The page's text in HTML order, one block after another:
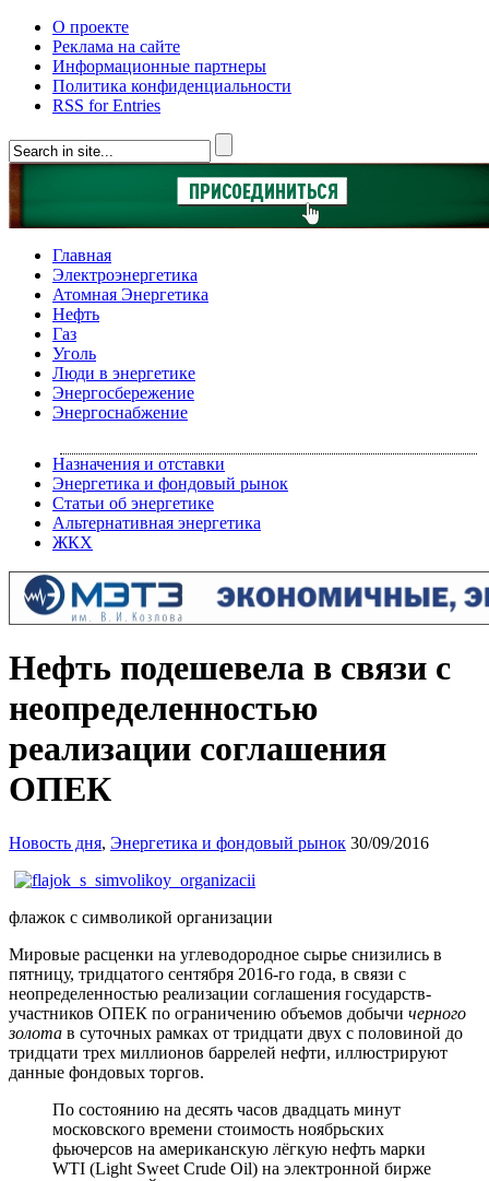
О проекте
Реклама на сайте
Информационные партнеры
Политика конфиденциальности
RSS for Entries
Главная
Электроэнергетика
Атомная Энергетика
Нефть
Газ
Уголь
Люди в энергетике
Энергосбережение
Энергоснабжение
Назначения и отставки
Энергетика и фондовый рынок
Статьи об энергетике
Альтернативная энергетика
ЖКХ
Нефть подешевела в связи с
неопределенностью
реализации соглашения
ОПЕК
Новость дня, Энергетика и фондовый рынок 30/09/2016
флажок с символикой организации
Мировые расценки на углеводородное сырье снизились в
пятницу, тридцатого сентября 2016-го года, в связи с
неопределенностью реализации соглашения государств-
участников ОПЕК по ограничению объемов добычи черного
золота в суточных рамках от тридцати двух с половиной до
тридцати трех миллионов баррелей нефти, иллюстрируют
данные фондовых торгов.
По состоянию на десять часов двадцать минут
московского времени стоимость ноябрьских
фьючерсов на американскую лёгкую нефть марки
WTI (Light Sweet Crude Oil) на электронной бирже